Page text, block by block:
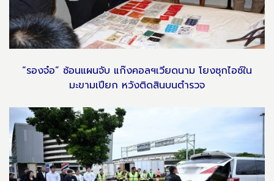
“รองจ๋อ” ซ้อนแผนจับ แก๊งคอลฯเวียดนาม โยงซุกไอซ์ใน
มะขามเปียก หวังติดสินบนตำรวจ